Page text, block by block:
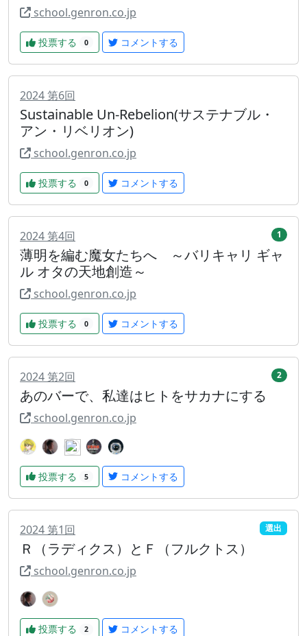
school.genron.co.jp
投票する 0 コメントする
2024第6回
Sustainable Un-Rebelion(サステナブル・
アン・リベリオン)
school.genron.co.jp
投票する 0 コメントする
2024第4回 1
薄明を編む魔女たちへ ～バリキャリ ギャ
ル オタの天地創造～
school.genron.co.jp
投票する 0 コメントする
2024第2回 2
あのバーで、私達はヒトをサカナにする
school.genron.co.jp
投票する 5 コメントする
2024第1回 選出
Ｒ（ラディクス）とＦ（フルクトス）
school.genron.co.jp
投票する 2 コメントする